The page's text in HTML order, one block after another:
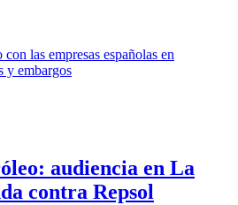
audiencia en La
contra Repsol